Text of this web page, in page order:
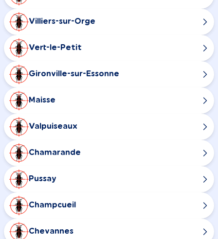
Villiers-sur-Orge
Vert-le-Petit
Gironville-sur-Essonne
Maisse
Valpuiseaux
Chamarande
Pussay
Champcueil
Chevannes